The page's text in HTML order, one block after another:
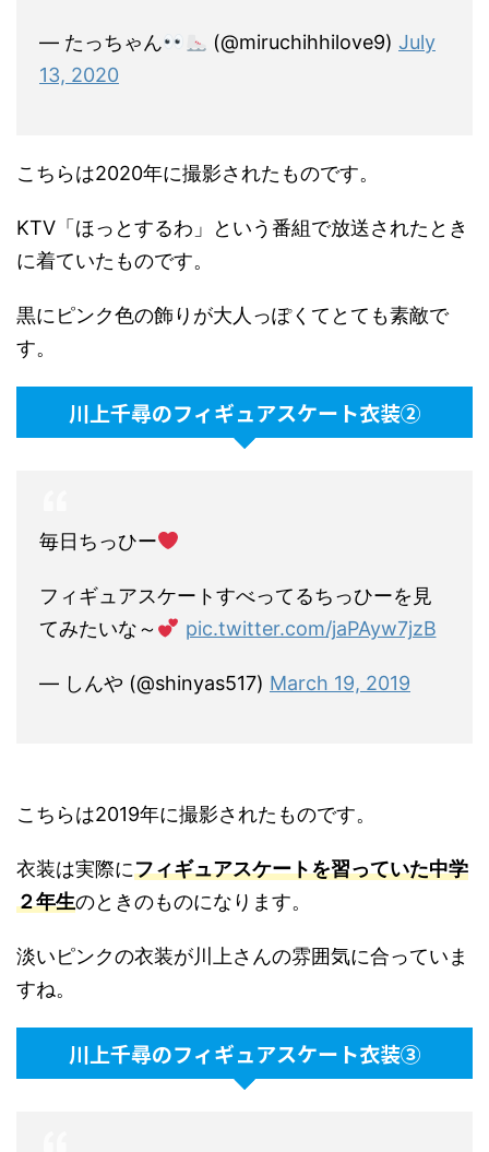
— たっちゃん (@miruchihhilove9) July
13, 2020
こちらは2020年に撮影されたものです。
KTV「ほっとするわ」という番組で放送されたとき
に着ていたものです。
黒にピンク色の飾りが大人っぽくてとても素敵で
す。
川上千尋のフィギュアスケート衣装②
毎日ちっひー
フィギュアスケートすべってるちっひーを見
てみたいな～
pic.twitter.com/jaPAyw7jzB
— しんや (@shinyas517) March 19, 2019
こちらは2019年に撮影されたものです。
衣装は実際にフィギュアスケートを習っていた中学
２年生のときのものになります。
淡いピンクの衣装が川上さんの雰囲気に合っていま
すね。
川上千尋のフィギュアスケート衣装③